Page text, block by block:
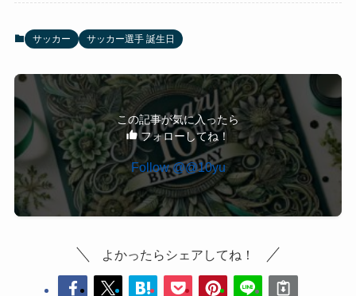
サッカー サッカー選手 誕生日
この記事が気に入ったら
フォローしてね！
Follow @@10yu
よかったらシェアしてね！